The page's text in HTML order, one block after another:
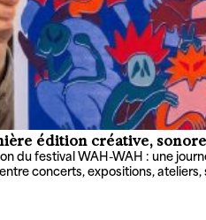
édition créative,
du festival WAH-WAH : une
concerts, expositions,